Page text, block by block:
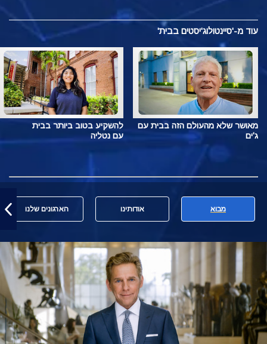
עוד מ-'סיינטולוג'יסטים בבית'
מאושר שלא מהעולם הזה בבית עם
ג'ים
להשקיע בטוב ביותר בבית
עם נטליה
מבוא אודותינו הארגונים שלנו